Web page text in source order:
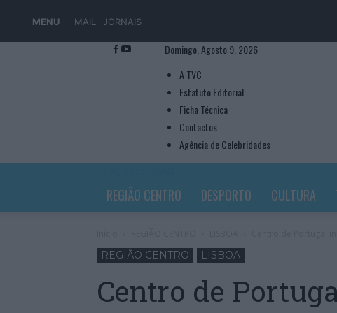
MENU MAIL JORNAIS
Domingo, Agosto 9, 2026
A TVC
Estatuto Editorial
Ficha Técnica
Contactos
Agência de Celebridades
REGIÃO CENTRO DESPORTO CULTURA
REGIÃO CENTRO LISBOA
Centro de